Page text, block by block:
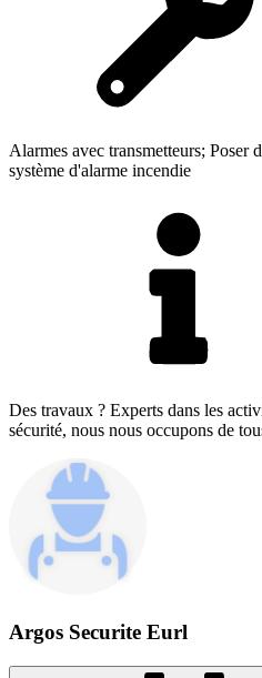
Alarmes avec transmetteurs; Poser
système d'alarme incendie
Des travaux ? Experts dans les
sécurité, nous nous occupons de
Argos Securite Eurl